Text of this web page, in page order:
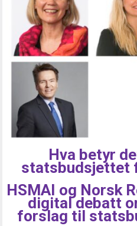
Hva betyr
statsbudsjettet
HSMAI og Norsk
digital debatt
forslag til